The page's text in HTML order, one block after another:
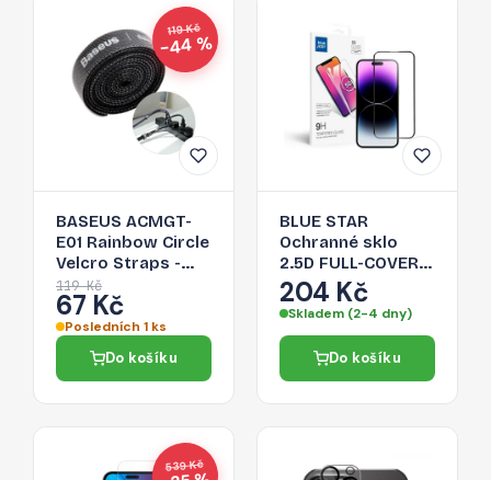
119 Kč
−44 %
BASEUS ACMGT-
E01 Rainbow Circle
Velcro Straps -
páska na suchý zip
pro organizaci
kabelů, 1m, černá
119 Kč
67 Kč
Posledních 1 ks
Do košíku
BLUE STAR
Ochranné sklo
2.5D FULL-COVER
0.3mm pro iPhone
14 Pro, černý
rámeček
204 Kč
Skladem (2-4 dny)
Do košíku
539 Kč